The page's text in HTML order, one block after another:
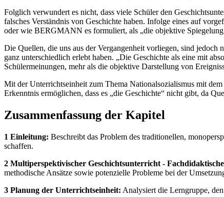
Folglich verwundert es nicht, dass viele Schüler den
falsches Verständnis von Geschichte haben. Infolge eines auf
oder wie BERGMANN es formuliert, als „die objektive
Die Quellen, die uns aus der Vergangenheit vorliegen, sind
ganz unterschiedlich erlebt haben. „Die Geschichte als eine mit
Schülermeinungen, mehr als die objektive Darstellung von
Mit der Unterrichtseinheit zum Thema Nationalsozialismus mit
Erkenntnis ermöglichen, dass es „die Geschichte“ nicht gibt, da
Zusammenfassung der Kapitel
1 Einleitung: Beschreibt das Problem des traditionellen,
schaffen.
2 Multiperspektivischer Geschichtsunterricht -
methodische Ansätze sowie potenzielle Probleme bei der
3 Planung der Unterrichtseinheit: Analysiert die Lerngruppe,